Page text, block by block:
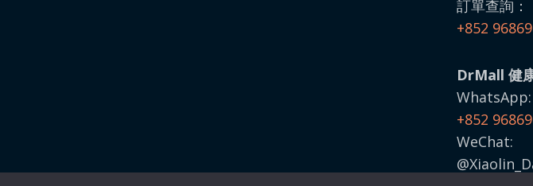
訂單查詢：
+852
DrMall 健
WhatsApp:
+852
WeChat: